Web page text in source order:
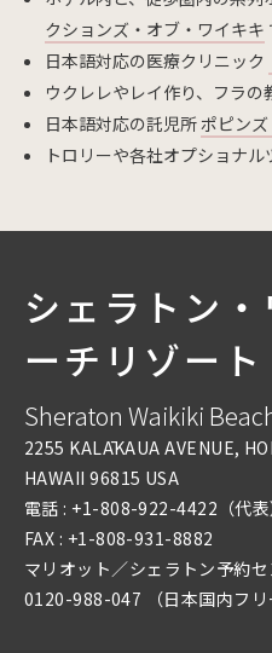
クションズ・オブ・ワイキキ
日本語対応の医療クリニック
ウクレレやレイ作り、フラの
日本語対応の託児所ポピン
トロリーや各社オプショナ
シェラトン
ーチリゾート
Sheraton Waikiki
2255 KALĀKAUA AVENUE,
HAWAII 96815 USA
電話 : +1-808-922-4422 （代表
FAX : +1-808-931-8882
マリオット／シェラトン予約セ
0120-988-047 （日本国内フリ